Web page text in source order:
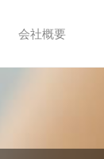
会社概要